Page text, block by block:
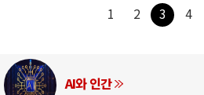
1 2 3 4
AI와 인간